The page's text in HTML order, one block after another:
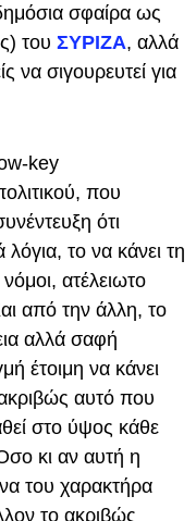
σφαίρα ως
του ΣΥΡΙΖΑ, αλλά
να σιγουρευτεί για
key
που
ότι
το να κάνει τη
ατέλειωτο
από την άλλη, το
αλλά σαφή
έτοιμη να κάνει
αυτό που
στο ύψος κάθε
κι αν αυτή η
του χαρακτήρα
το ακριβώς